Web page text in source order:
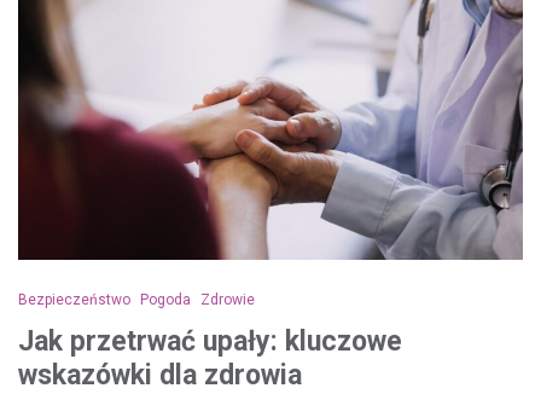
Bezpieczeństwo Pogoda Zdrowie
Jak przetrwać upały: kluczowe
wskazówki dla zdrowia